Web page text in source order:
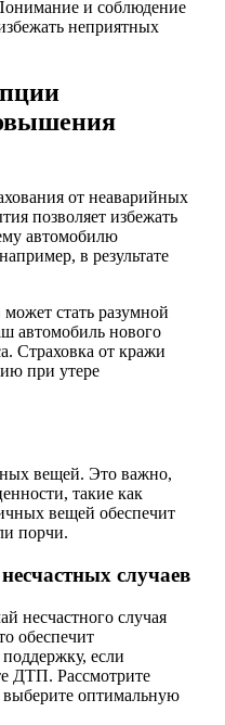
и соблюдение
неприятных
от неаварийных
позволяет избежать
автомобилю
в результате
стать разумной
автомобиль нового
Страховка от кражи
при утере
вещей. Это важно,
такие как
вещей обеспечит
порчи.
случаев
несчастного случая
обеспечит
если
ДТП. Рассмотрите
оптимальную